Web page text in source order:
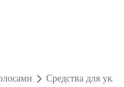
Средства для